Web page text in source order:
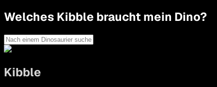
Welches Kibble braucht mein Dino?
Kibble